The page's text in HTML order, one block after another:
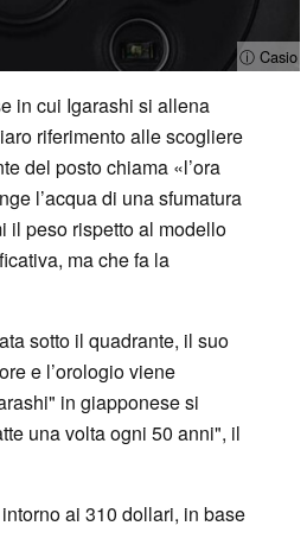
ⓘ Casio
in cui Igarashi si allena
riferimento alle scogliere
del posto chiama «l’ora
l’acqua di una sfumatura
il peso rispetto al modello
ma che fa la
sotto il quadrante, il suo
e l’orologio viene
in giapponese si
una volta ogni 50 anni", il
ai 310 dollari, in base